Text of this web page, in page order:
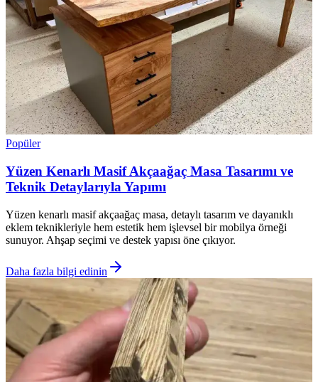
Popüler
Yüzen Kenarlı Masif Akçaağaç Masa Tasarımı ve
Teknik Detaylarıyla Yapımı
Yüzen kenarlı masif akçaağaç masa, detaylı tasarım ve dayanıklı
eklem teknikleriyle hem estetik hem işlevsel bir mobilya örneği
sunuyor. Ahşap seçimi ve destek yapısı öne çıkıyor.
Daha fazla bilgi edinin